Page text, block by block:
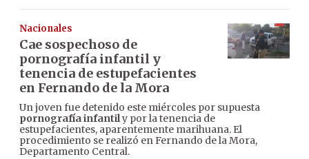
Nacionales
Cae sospechoso de
pornografía infantil y
tenencia de estupefacientes
en Fernando de la Mora
Un joven fue detenido este miércoles por supuesta
pornografía infantily por la tenencia de
estupefacientes, aparentemente marihuana. El
procedimiento se realizó en Fernando de la Mora,
Departamento Central.